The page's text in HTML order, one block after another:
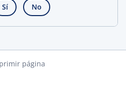
Sí No
página